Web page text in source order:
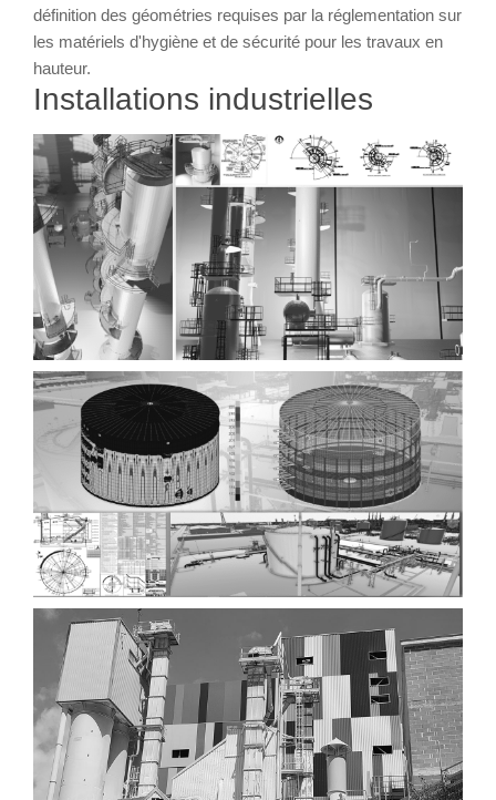
définition des géométries requises par la réglementation sur
les matériels d'hygiène et de sécurité pour les travaux en
hauteur.
Installations industrielles